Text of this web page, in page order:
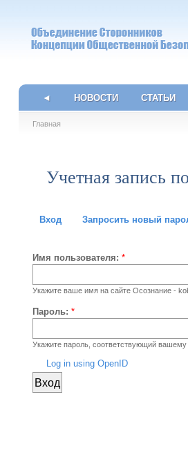
◄ НОВОСТИ СТАТЬИ
Главная
Учетная запись
Вход Запросить новый
Имя пользователя: *
Укажите ваше имя на сайте Осознание -
Пароль: *
Укажите пароль, соответствующий вашему
Log in using OpenID